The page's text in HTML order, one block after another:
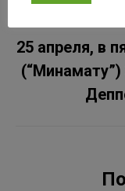
25 апреля, в